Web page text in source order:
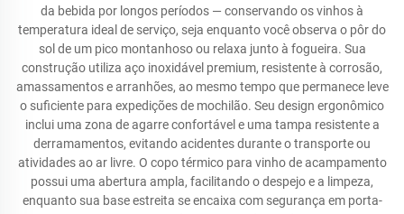
da bebida por longos períodos — conservando os vinhos à
temperatura ideal de serviço, seja enquanto você observa o pôr do
sol de um pico montanhoso ou relaxa junto à fogueira. Sua
construção utiliza aço inoxidável premium, resistente à corrosão,
amassamentos e arranhões, ao mesmo tempo que permanece leve
o suficiente para expedições de mochilão. Seu design ergonômico
inclui uma zona de agarre confortável e uma tampa resistente a
derramamentos, evitando acidentes durante o transporte ou
atividades ao ar livre. O copo térmico para vinho de acampamento
possui uma abertura ampla, facilitando o despejo e a limpeza,
enquanto sua base estreita se encaixa com segurança em porta-